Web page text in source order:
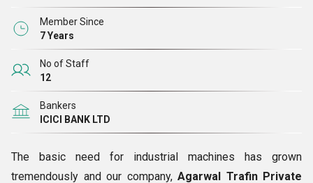
Member Since
7 Years
No of Staff
12
Bankers
ICICI BANK LTD
The basic need for industrial machines has grown
tremendously and our company, Agarwal Trafin Private